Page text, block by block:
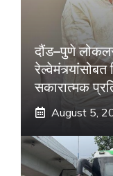
दौंड–पुणे
रेल्वेमंत्र्यांसोबत
सकारात्मक
August 5,